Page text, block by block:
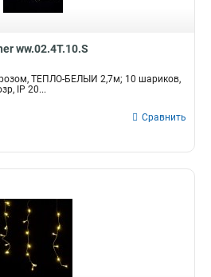
ww.02.4T.10.S
ТЕПЛО-БЕЛЫЙ 2,7м; 10 шариков,
IP 20...
Сравнить